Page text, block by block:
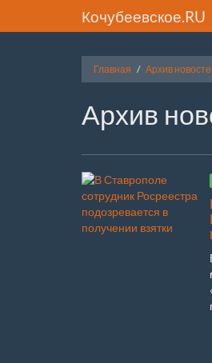
Кочубеевское.RU
Главная Архив
Архив